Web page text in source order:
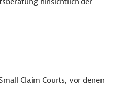
Claim Courts, vor denen